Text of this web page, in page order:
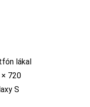
lákal
720
S